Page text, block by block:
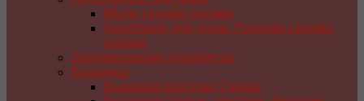
Мыло своими руками
Handmade для дома. Поделки своими
руками
Декорирование предметов
Вышивка
Вышивка крестом. Схемы